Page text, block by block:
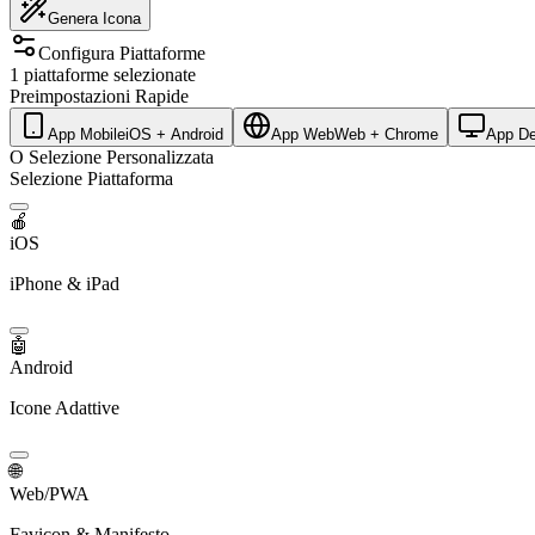
Genera Icona
Configura Piattaforme
1 piattaforme selezionate
Preimpostazioni Rapide
App MobileiOS + Android App WebWeb + Chrome App
O Selezione Personalizzata
Selezione Piattaforma
🍎
iOS
iPhone & iPad
🤖
Android
Icone Adattive
🌐
Web/PWA